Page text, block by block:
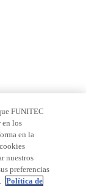
FUNITEC
en los
en la
nuestros
preferencias
Política de